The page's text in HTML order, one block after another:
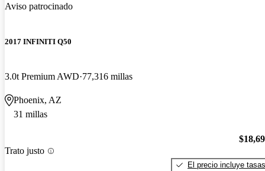
Aviso patrocinado
2017 INFINITI Q50
3.0t Premium AWD 77,316 millas
Phoenix, AZ
31 millas
Trato justo
El precio incluye tasas